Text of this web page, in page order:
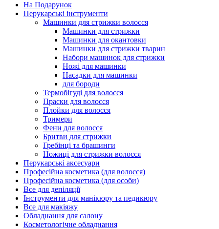
На Подарунок
Перукарські інструменти
Машинки для стрижки волосся
Машинки для стрижки
Машинки для окантовки
Машинки для стрижки тварин
Набори машинок для стрижки
Ножі для машинки
Насадки для машинки
для бороди
Термобігуді для волосся
Праски для волосся
Плойки для волосся
Тримери
Фени для волосся
Бритви для стрижки
Гребінці та брашинги
Ножиці для стрижки волосся
Перукарські аксесуари
Професійна косметика (для волосся)
Професійна косметика (для особи)
Все для депіляції
Інструменти для манікюру та педикюру
Все для макіяжу
Обладнання для салону
Косметологічне обладнання